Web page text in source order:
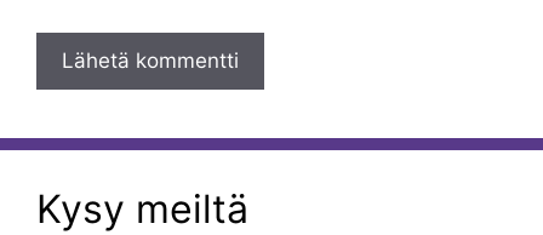
Kysy meiltä